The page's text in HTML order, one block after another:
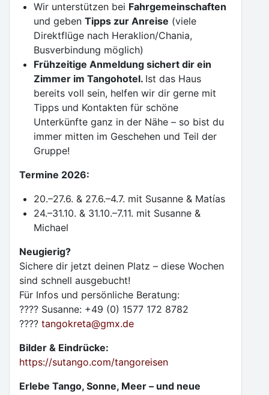
Wir unterstützen bei Fahrgemeinschaften
und geben Tipps zur Anreise (viele
Direktflüge nach Heraklion/Chania,
Busverbindung möglich)
Frühzeitige Anmeldung sichert dir ein
Zimmer im Tangohotel. Ist das Haus
bereits voll sein, helfen wir dir gerne mit
Tipps und Kontakten für schöne
Unterkünfte ganz in der Nähe – so bist du
immer mitten im Geschehen und Teil der
Gruppe!
Termine 2026:
20.–27.6. & 27.6.–4.7. mit Susanne & Matías
24.–31.10. & 31.10.–7.11. mit Susanne &
Michael
Neugierig?
Sichere dir jetzt deinen Platz – diese Wochen
sind schnell ausgebucht!
Für Infos und persönliche Beratung:
???? Susanne: +49 (0) 1577 172 8782
???? tangokreta@gmx.de
Bilder & Eindrücke:
https://sutango.com/tangoreisen
Erlebe Tango, Sonne, Meer – und neue